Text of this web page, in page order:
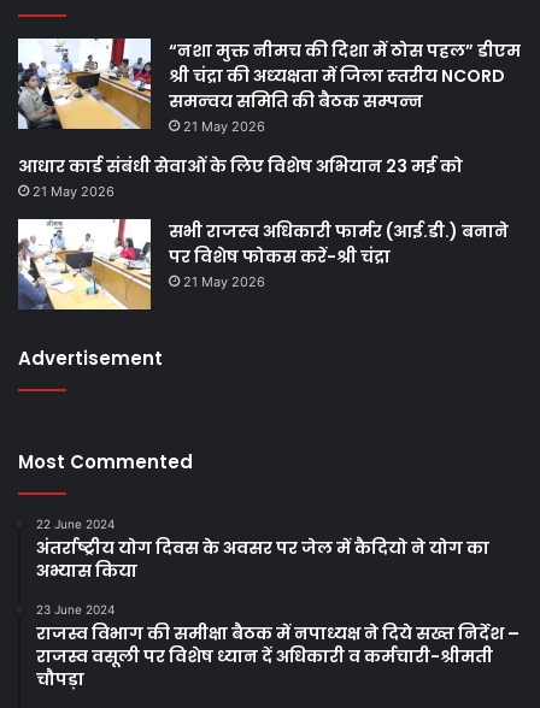
“नशा मुक्त नीमच की दिशा में ठोस पहल” डीएम
श्री चंद्रा की अध्‍यक्षता में जिला स्‍तरीय NCORD
समन्‍वय समिति की बैठक सम्‍पन्‍न
21 May 2026
आधार कार्ड संबंधी सेवाओं के लिए विशेष अभियान 23 मई को
21 May 2026
सभी राजस्‍व अधिकारी फार्मर (आई.डी.) बनाने
पर विशेष फोकस करें-श्री चंद्रा
21 May 2026
Advertisement
Most Commented
22 June 2024
अंतर्राष्ट्रीय योग दिवस के अवसर पर जेल में कैदियो ने योग का
अभ्यास किया
23 June 2024
राजस्व विभाग की समीक्षा बैठक में नपाध्यक्ष ने दिये सख्त निर्देश –
राजस्व वसूली पर विशेष ध्यान दें अधिकारी व कर्मचारी-श्रीमती
चौपड़ा